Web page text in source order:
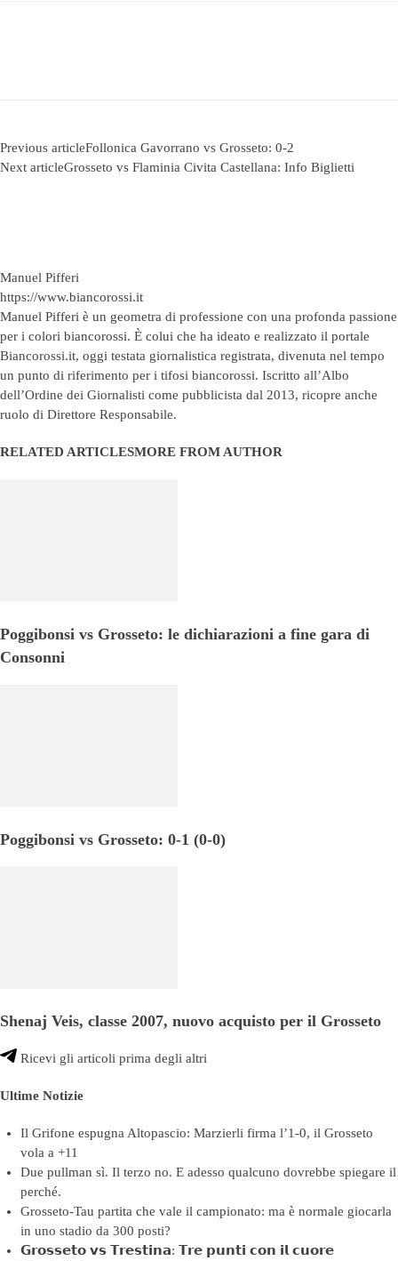
Previous articleFollonica Gavorrano vs Grosseto: 0-2
Next articleGrosseto vs Flaminia Civita Castellana: Info Biglietti
Manuel Pifferi
https://www.biancorossi.it
Manuel Pifferi è un geometra di professione con una profonda passione
per i colori biancorossi. È colui che ha ideato e realizzato il portale
Biancorossi.it, oggi testata giornalistica registrata, divenuta nel tempo
un punto di riferimento per i tifosi biancorossi. Iscritto all’Albo
dell’Ordine dei Giornalisti come pubblicista dal 2013, ricopre anche
ruolo di Direttore Responsabile.
RELATED ARTICLESMORE FROM AUTHOR
Poggibonsi vs Grosseto: le dichiarazioni a fine gara di
Consonni
Poggibonsi vs Grosseto: 0-1 (0-0)
Shenaj Veis, classe 2007, nuovo acquisto per il Grosseto
Ricevi gli articoli prima degli altri
Ultime Notizie
Il Grifone espugna Altopascio: Marzierli firma l’1-0, il Grosseto
vola a +11
Due pullman sì. Il terzo no. E adesso qualcuno dovrebbe spiegare il
perché.
Grosseto-Tau partita che vale il campionato: ma è normale giocarla
in uno stadio da 300 posti?
𝗚𝗿𝗼𝘀𝘀𝗲𝘁𝗼 𝘃𝘀 𝗧𝗿𝗲𝘀𝘁𝗶𝗻𝗮: 𝗧𝗿𝗲 𝗽𝘂𝗻𝘁𝗶 𝗰𝗼𝗻 𝗶𝗹 𝗰𝘂𝗼𝗿𝗲